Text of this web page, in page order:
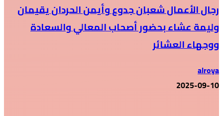
رجال الأعمال شعبان جدوع وأيمن الحردان يقيمان
وليمة عشاء بحضور أصحاب المعالي والسعادة
ووجهاء العشائر
alroya
2025-09-10